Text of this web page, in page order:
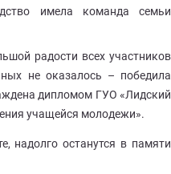
имела команда семьи
радости всех участников
не оказалось – победила
дипломом ГУО «Лидский
учащейся молодежи».
надолго останутся в памяти